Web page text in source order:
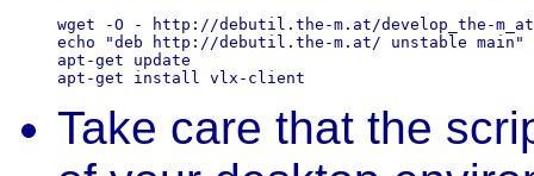
wget -O - http://debutil.the-m.at/develop_the-
echo "deb http://debutil.the-m.at/ unstable
apt-get update
Take care that the